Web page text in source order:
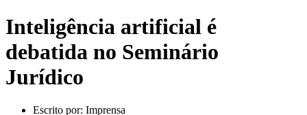
Inteligência artificial é
debatida no Seminário
Jurídico
Escrito por: Imprensa